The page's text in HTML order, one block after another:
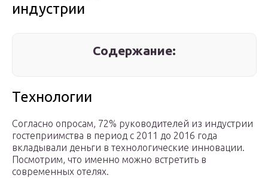
индустрии
Содержание:
Технологии
Согласно опросам, 72% руководителей из индустрии
гостеприимства в период с 2011 до 2016 года
вкладывали деньги в технологические инновации.
Посмотрим, что именно можно встретить в
современных отелях.